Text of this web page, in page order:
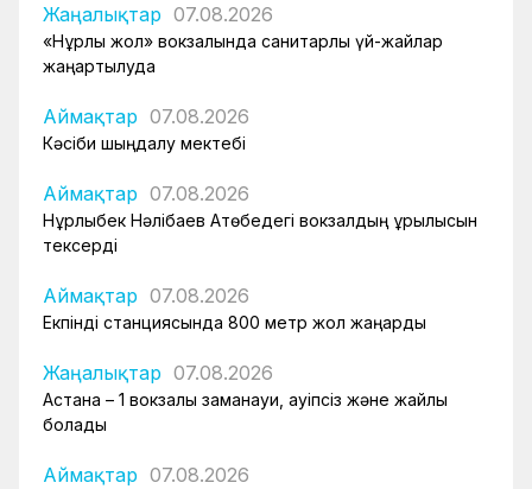
Жаңалықтар 07.08.2026
«Нұрлы жол» вокзалында санитарлық үй-жайлар
жаңартылуда
Аймақтар 07.08.2026
Кәсіби шыңдалу мектебі
Аймақтар 07.08.2026
Нұрлыбек Нәлібаев Ақтөбедегі вокзалдың құрылысын
тексерді
Аймақтар 07.08.2026
Екпінді станциясында 800 метр жол жаңарды
Жаңалықтар 07.08.2026
Астана – 1 вокзалы заманауи, қауіпсіз және жайлы
болады
Аймақтар 07.08.2026